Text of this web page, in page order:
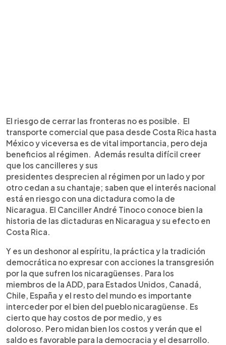
El riesgo de cerrar las fronteras no es posible. El
transporte comercial que pasa desde Costa Rica hasta
México y viceversa es de vital importancia, pero deja
beneficios al régimen. Además resulta difícil creer
que los cancilleres y sus
presidentes desprecien al régimen por un lado y por
otro cedan a su chantaje; saben que el interés nacional
está en riesgo con una dictadura como la de
Nicaragua. El Canciller André Tinoco conoce bien la
historia de las dictaduras en Nicaragua y su efecto en
Costa Rica.
Y es un deshonor al espíritu, la práctica y la tradición
democrática no expresar con acciones la transgresión
por la que sufren los nicaragüenses. Para los
miembros de la ADD, para Estados Unidos, Canadá,
Chile, España y el resto del mundo es importante
interceder por el bien del pueblo nicaragüense. Es
cierto que hay costos de por medio, y es
doloroso. Pero midan bien los costos y verán que el
saldo es favorable para la democracia y el desarrollo.